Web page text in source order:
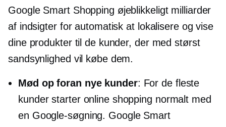
Google Smart Shopping øjeblikkeligt milliarder
af indsigter for automatisk at lokalisere og vise
dine produkter til de kunder, der med størst
sandsynlighed vil købe dem.
Mød op foran nye kunder: For de fleste
kunder starter online shopping normalt med
en Google-søgning. Google Smart